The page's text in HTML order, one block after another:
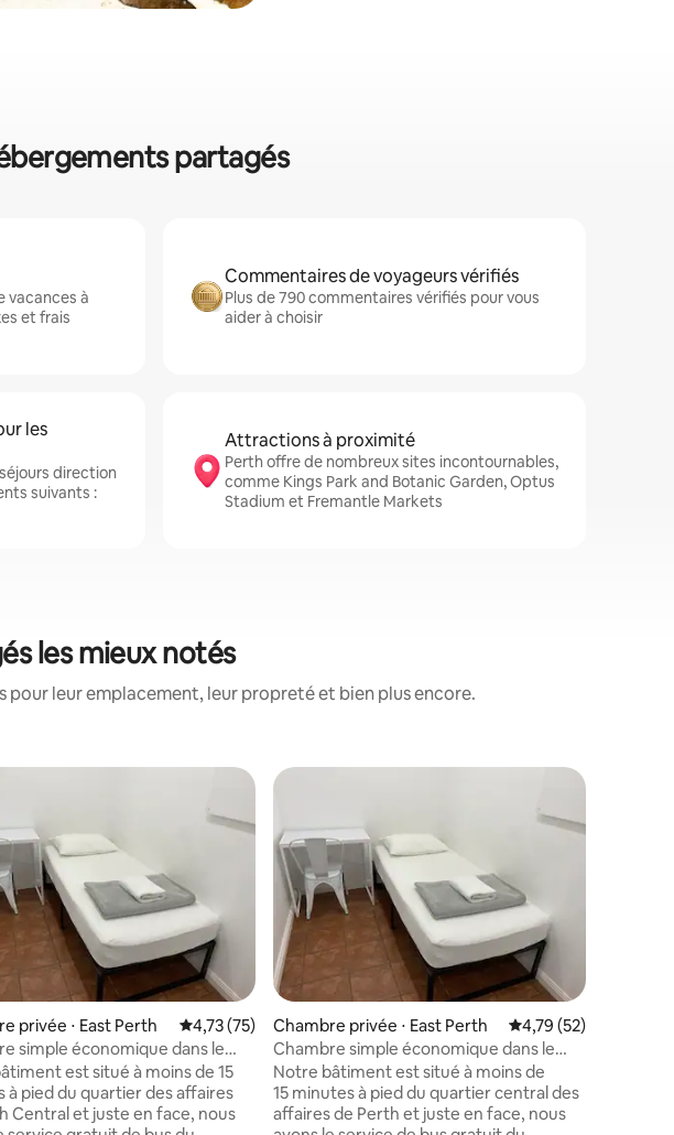
partagés
vacances à
et frais
Commentaires de voyageurs vérifiés
Plus de 790 commentaires vérifiés pour vous
aider à choisir
les
direction
suivants :
Attractions à proximité
Perth offre de nombreux sites incontournables,
comme Kings Park and Botanic Garden, Optus
Stadium et Fremantle Markets
les mieux notés
leur emplacement, leur propreté et bien plus encore.
la base de 45 commentaires : 4,82 sur 5
privée ⋅ East Perth Évaluation moyenne sur la base de 75 commentaires : 4,73 sur 5
4,73 (75)
simple économique dans le
de Perth (1)
est situé à moins de 15
à pied du quartier des affaires
Central et juste en face, nous
Chambre privée ⋅ East Perth Évaluation moyenne
4,79 (52)
Chambre simple économique dans le
centre-ville de Perth (9)
Notre bâtiment est situé à moins de
15 minutes à pied du quartier central des
affaires de Perth et juste en face, nous